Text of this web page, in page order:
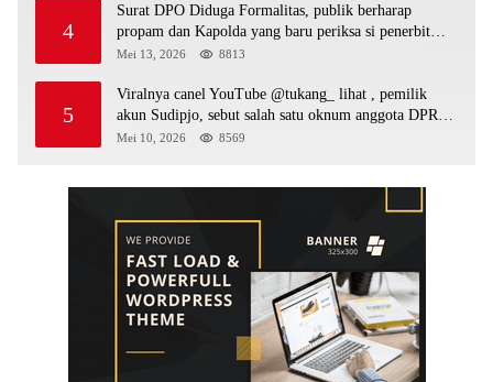
4
Surat DPO Diduga Formalitas, publik berharap
propam dan Kapolda yang baru periksa si penerbit
surat serta Aph diduga lepaskan DPO
Mei 13, 2026 8813
5
Viralnya canel YouTube @tukang_ lihat , pemilik
akun Sudipjo, sebut salah satu oknum anggota DPRD
mempawah terlibat sebagai cukong peti Kapolda yang
Mei 10, 2026 8569